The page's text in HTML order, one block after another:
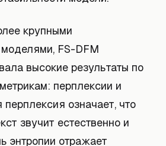
крупными
FS-DFM
высокие результаты по
перплексии и
перплексия означает, что
звучит естественно и
энтропии отражает